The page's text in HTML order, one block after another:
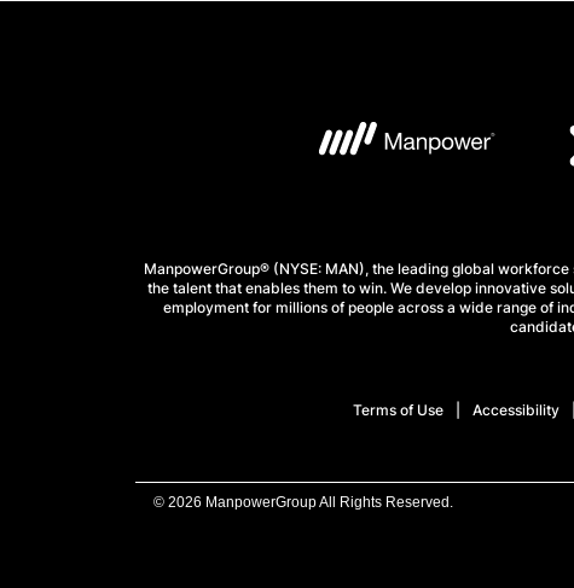
ManpowerGroup® (NYSE: MAN), the leading global
the talent that enables them to win. We develop innovative
employment for millions of people across a wide range of
Terms of Use Accessibility
© 2026 ManpowerGroup All Rights Reserved.